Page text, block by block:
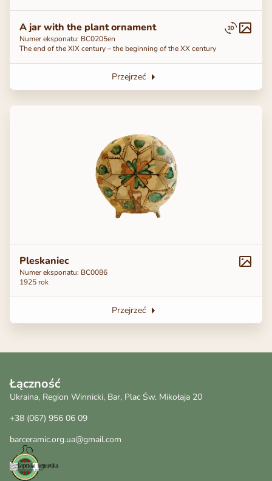
A jar with the plant ornament
Numer eksponatu: ВС0205en
The end of the ХІХ century – the beginning of the ХХ century
Przejrzeć
Pleskaniec
Numer eksponatu: BC0086
1925 rok
Przejrzeć
Łączność
Ukraina, Region Winnicki, Bar, Plac Św. Mikołaja 20
+38 (067) 956 06 09
barceramic.org.ua@gmail.com